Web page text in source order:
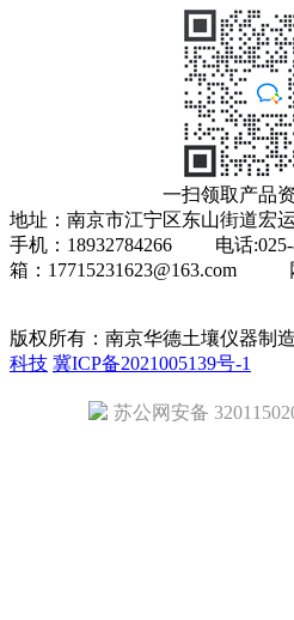
一扫领取产品
地址：南京市江宁区东山街道宏
手机：18932784266 电话
箱：17715231623@163.com
版权所有：南京华德土壤仪器制
科技 冀ICP备2021005139号-1
苏公网安备